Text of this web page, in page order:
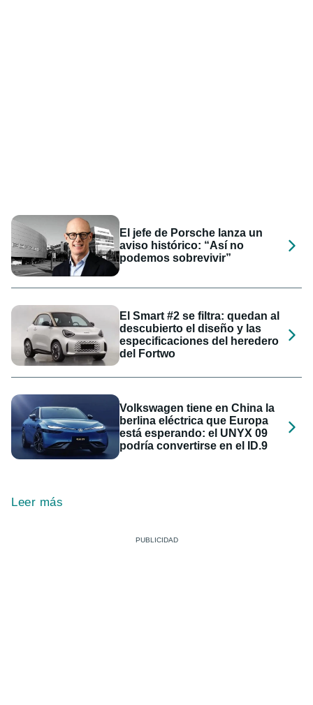
El jefe de Porsche lanza un
aviso histórico: “Así no
podemos sobrevivir”
El Smart #2 se filtra: quedan al
descubierto el diseño y las
especificaciones del heredero
del Fortwo
Volkswagen tiene en China la
berlina eléctrica que Europa
está esperando: el UNYX 09
podría convertirse en el ID.9
Leer más